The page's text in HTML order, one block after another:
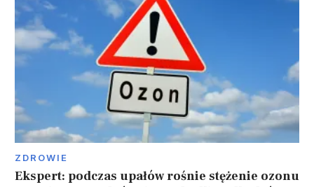
ZDROWIE
Ekspert: podczas upałów rośnie stężenie ozonu